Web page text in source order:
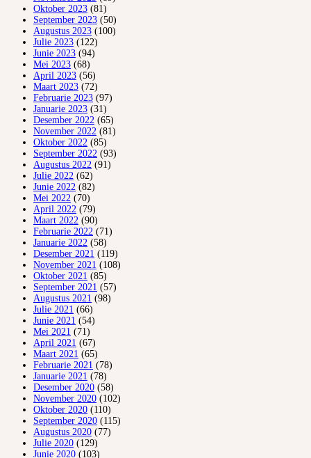
Oktober 2023 (81)
September 2023 (50)
Augustus 2023 (100)
Julie 2023 (122)
Junie 2023 (94)
Mei 2023 (68)
April 2023 (56)
Maart 2023 (72)
Februarie 2023 (97)
Januarie 2023 (31)
Desember 2022 (65)
November 2022 (81)
Oktober 2022 (85)
September 2022 (93)
Augustus 2022 (91)
Julie 2022 (62)
Junie 2022 (82)
Mei 2022 (70)
April 2022 (79)
Maart 2022 (90)
Februarie 2022 (71)
Januarie 2022 (58)
Desember 2021 (119)
November 2021 (108)
Oktober 2021 (85)
September 2021 (57)
Augustus 2021 (98)
Julie 2021 (66)
Junie 2021 (54)
Mei 2021 (71)
April 2021 (67)
Maart 2021 (65)
Februarie 2021 (78)
Januarie 2021 (78)
Desember 2020 (58)
November 2020 (102)
Oktober 2020 (110)
September 2020 (115)
Augustus 2020 (77)
Julie 2020 (129)
Junie 2020 (103)